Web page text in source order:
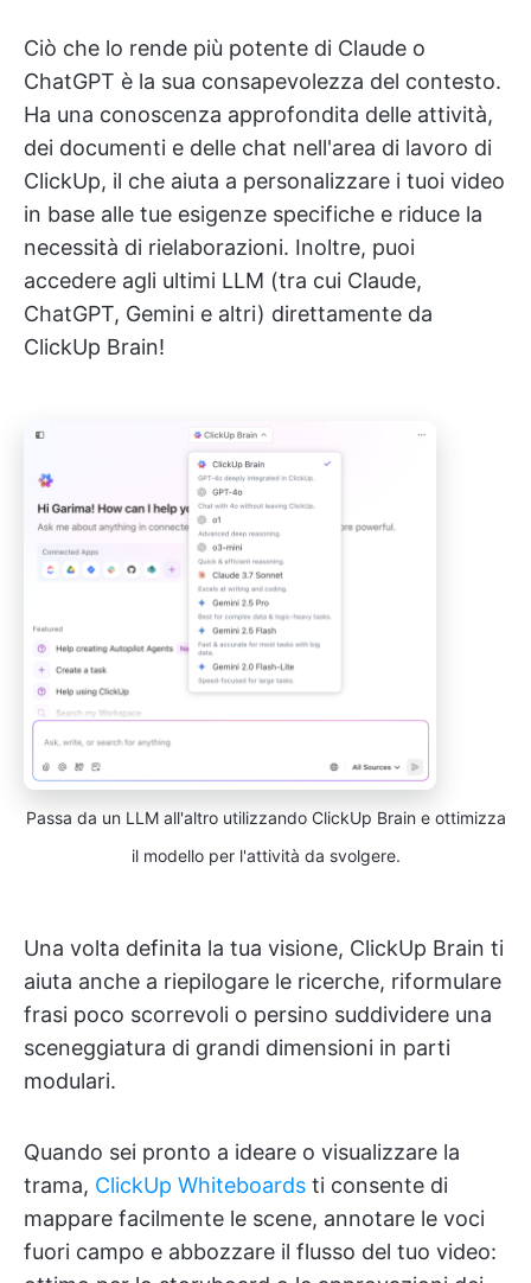
Ciò che lo rende più potente di Claude o
ChatGPT è la sua consapevolezza del contesto.
Ha una conoscenza approfondita delle attività,
dei documenti e delle chat nell'area di lavoro di
ClickUp, il che aiuta a personalizzare i tuoi video
in base alle tue esigenze specifiche e riduce la
necessità di rielaborazioni. Inoltre, puoi
accedere agli ultimi LLM (tra cui Claude,
ChatGPT, Gemini e altri) direttamente da
ClickUp Brain!
Passa da un LLM all'altro utilizzando ClickUp Brain e ottimizza
il modello per l'attività da svolgere.
Una volta definita la tua visione, ClickUp Brain ti
aiuta anche a riepilogare le ricerche, riformulare
frasi poco scorrevoli o persino suddividere una
sceneggiatura di grandi dimensioni in parti
modulari.
Quando sei pronto a ideare o visualizzare la
trama, ClickUp Whiteboards ti consente di
mappare facilmente le scene, annotare le voci
fuori campo e abbozzare il flusso del tuo video: